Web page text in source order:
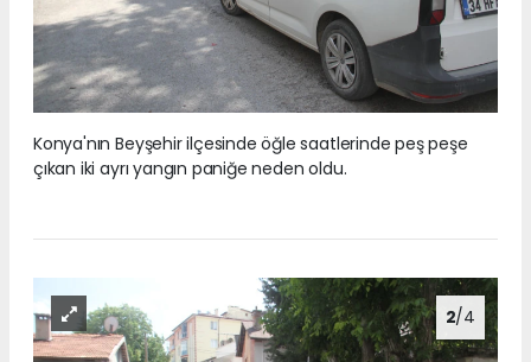
Konya'nın Beyşehir ilçesinde öğle saatlerinde peş peşe
çıkan iki ayrı yangın paniğe neden oldu.
2/4